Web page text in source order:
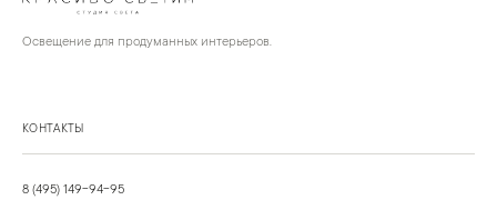
Освещение для продуманных интерьеров.
КОНТАКТЫ
8 (495) 149-94-95